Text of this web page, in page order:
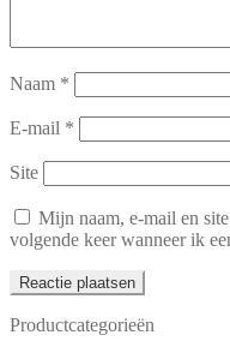
Naam *
E-mail *
Site
Mijn naam, e-mail en
volgende keer wanneer ik
Productcategorieën